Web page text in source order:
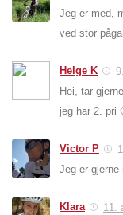
Jeg er med,
ved stor
Helge K
Hei, tar
jeg har 2. pri
Victor P
Jeg er gjerne
Klara
11.